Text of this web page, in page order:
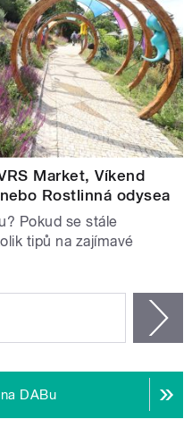
Market, Víkend
Rostlinná odysea
Pokud se stále
tipů na zajímavé
DABu